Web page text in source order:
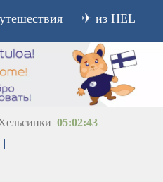
✈ из HEL
05:02:43
|